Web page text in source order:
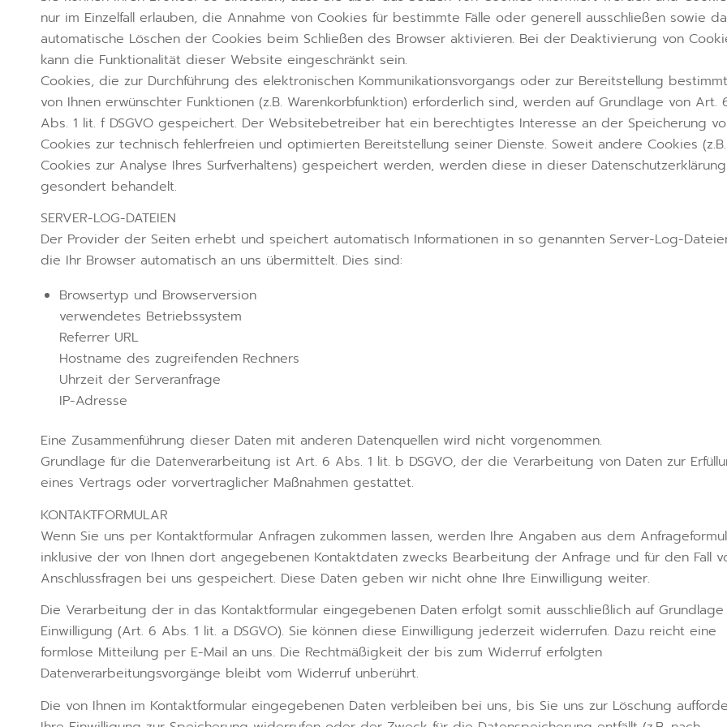
nur im Einzelfall erlauben, die Annahme von Cookies für bestimmte Fälle oder generell ausschließen sowie
automatische Löschen der Cookies beim Schließen des Browser aktivieren. Bei der Deaktivierung von
kann die Funktionalität dieser Website eingeschränkt sein.
Cookies, die zur Durchführung des elektronischen Kommunikationsvorgangs oder zur Bereitstellung
von Ihnen erwünschter Funktionen (z.B. Warenkorbfunktion) erforderlich sind, werden auf Grundlage von Art.
Abs. 1 lit. f DSGVO gespeichert. Der Websitebetreiber hat ein berechtigtes Interesse an der Speicherung
Cookies zur technisch fehlerfreien und optimierten Bereitstellung seiner Dienste. Soweit andere Cookies (z.B.
Cookies zur Analyse Ihres Surfverhaltens) gespeichert werden, werden diese in dieser Datenschutzerklärung
gesondert behandelt.
SERVER-LOG-DATEIEN
Der Provider der Seiten erhebt und speichert automatisch Informationen in so genannten Server-Log-
die Ihr Browser automatisch an uns übermittelt. Dies sind:
Browsertyp und Browserversion
verwendetes Betriebssystem
Referrer URL
Hostname des zugreifenden Rechners
Uhrzeit der Serveranfrage
IP-Adresse
Eine Zusammenführung dieser Daten mit anderen Datenquellen wird nicht vorgenommen.
Grundlage für die Datenverarbeitung ist Art. 6 Abs. 1 lit. b DSGVO, der die Verarbeitung von Daten zur
eines Vertrags oder vorvertraglicher Maßnahmen gestattet.
KONTAKTFORMULAR
Wenn Sie uns per Kontaktformular Anfragen zukommen lassen, werden Ihre Angaben aus dem
inklusive der von Ihnen dort angegebenen Kontaktdaten zwecks Bearbeitung der Anfrage und für den Fall
Anschlussfragen bei uns gespeichert. Diese Daten geben wir nicht ohne Ihre Einwilligung weiter.
Die Verarbeitung der in das Kontaktformular eingegebenen Daten erfolgt somit ausschließlich auf
Einwilligung (Art. 6 Abs. 1 lit. a DSGVO). Sie können diese Einwilligung jederzeit widerrufen. Dazu reicht eine
formlose Mitteilung per E-Mail an uns. Die Rechtmäßigkeit der bis zum Widerruf erfolgten
Datenverarbeitungsvorgänge bleibt vom Widerruf unberührt.
Die von Ihnen im Kontaktformular eingegebenen Daten verbleiben bei uns, bis Sie uns zur Löschung